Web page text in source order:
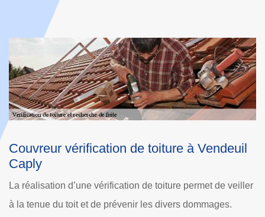
Les travaux de recherche des fuites de toit
à Vendeuil Caply
Les travaux de recherche des fuites de toit des maisons
sont indispensables pour la prévention des dommages